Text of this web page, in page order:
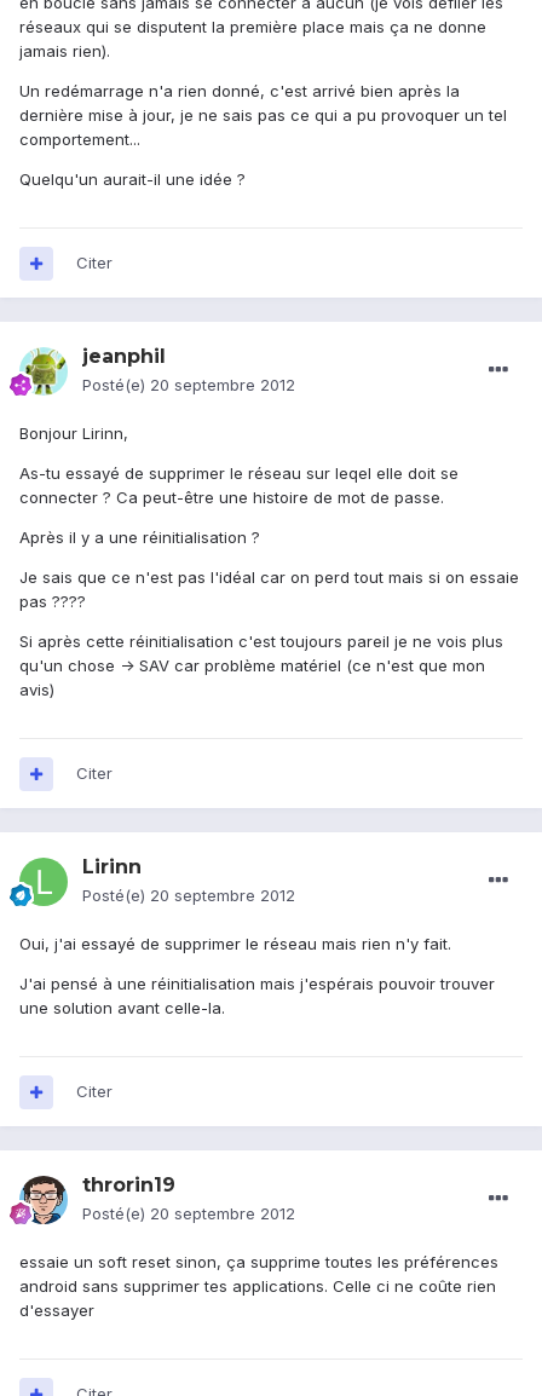
réseaux qui se disputent la première place mais ça ne donne
jamais rien).
Un redémarrage n'a rien donné, c'est arrivé bien après la
dernière mise à jour, je ne sais pas ce qui a pu provoquer un tel
comportement...
Quelqu'un aurait-il une idée ?
Citer
jeanphil
Posté(e) 20 septembre 2012
Bonjour Lirinn,
As-tu essayé de supprimer le réseau sur leqel elle doit se
connecter ? Ca peut-être une histoire de mot de passe.
Après il y a une réinitialisation ?
Je sais que ce n'est pas l'idéal car on perd tout mais si on essaie
pas ????
Si après cette réinitialisation c'est toujours pareil je ne vois plus
qu'un chose -> SAV car problème matériel (ce n'est que mon
avis)
Citer
Lirinn
Posté(e) 20 septembre 2012
Oui, j'ai essayé de supprimer le réseau mais rien n'y fait.
J'ai pensé à une réinitialisation mais j'espérais pouvoir trouver
une solution avant celle-la.
Citer
throrin19
Posté(e) 20 septembre 2012
essaie un soft reset sinon, ça supprime toutes les préférences
android sans supprimer tes applications. Celle ci ne coûte rien
d'essayer